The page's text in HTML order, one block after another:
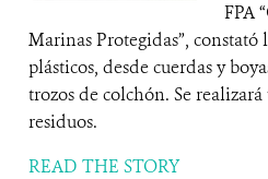
FPA
Marinas Protegidas”, constató
plásticos, desde cuerdas y
trozos de colchón. Se
residuos.
READ THE STORY